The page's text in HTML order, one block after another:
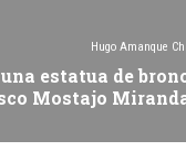
Hugo Amanque
estatua de
Mostajo